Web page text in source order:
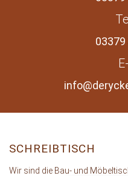
03379
SCHREIBTISCH
Wir sind die Bau- und